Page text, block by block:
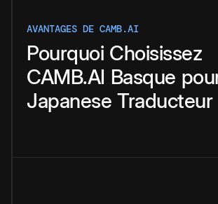
AVANTAGES DE CAMB.AI
Pourquoi Choisissez
CAMB.AI Basque
Japanese Traducteur